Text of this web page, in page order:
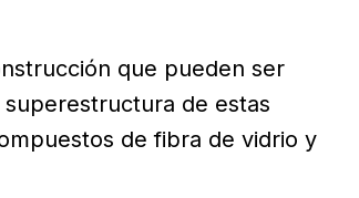
que pueden ser
de estas
de fibra de vidrio y